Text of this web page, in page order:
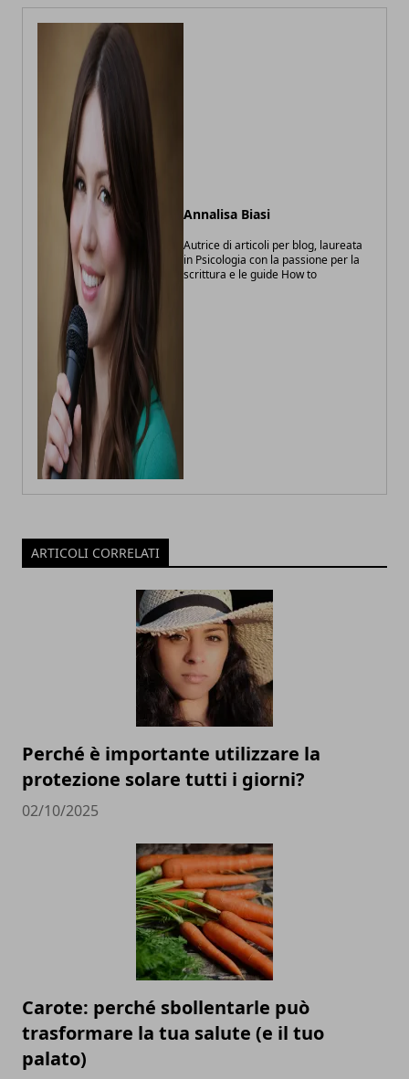
Annalisa Biasi
Autrice di articoli per blog, laureata
in Psicologia con la passione per la
scrittura e le guide How to
ARTICOLI CORRELATI
Perché è importante utilizzare la
protezione solare tutti i giorni?
02/10/2025
Carote: perché sbollentarle può
trasformare la tua salute (e il tuo
palato)